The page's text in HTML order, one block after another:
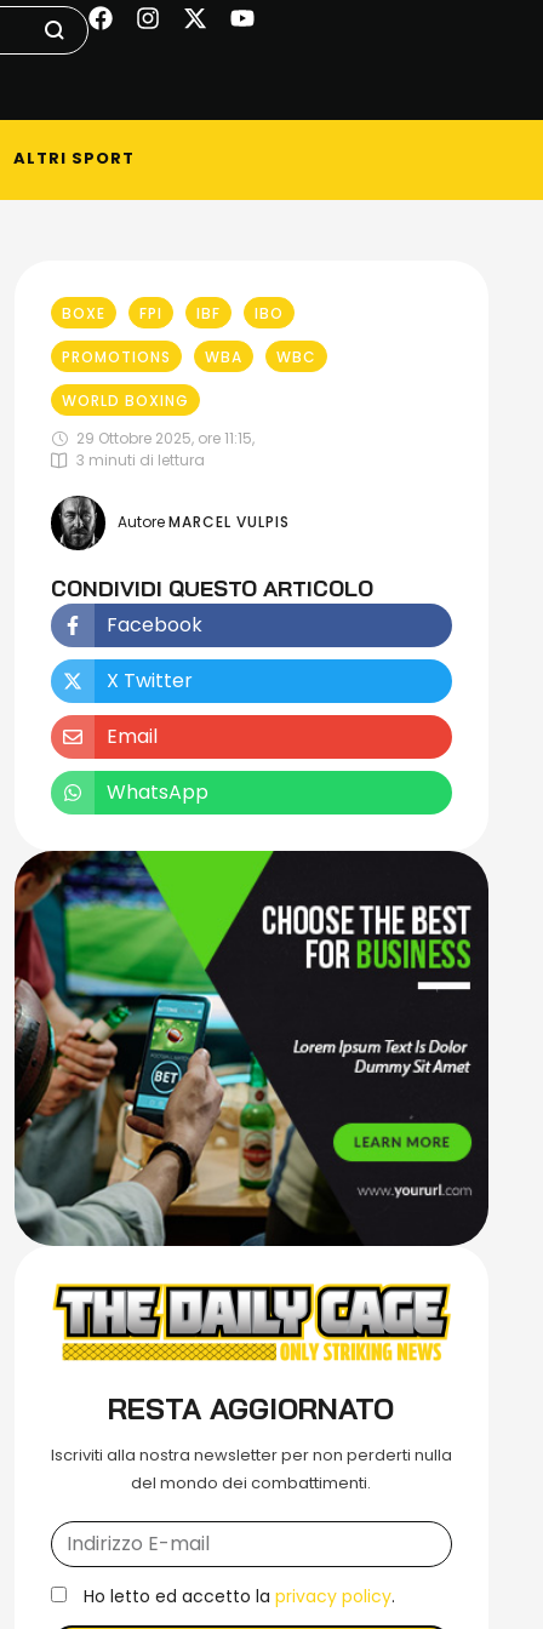
ALTRI SPORT
BOXE FPI IBF IBO
PROMOTIONS WBA WBC
WORLD BOXING
29 Ottobre 2025, ore 11:15,
3 minuti di lettura
Autore MARCEL VULPIS
CONDIVIDI QUESTO ARTICOLO
Facebook
X Twitter
Email
WhatsApp
RESTA AGGIORNATO
Iscriviti alla nostra newsletter per non perderti nulla
del mondo dei combattimenti.
Ho letto ed accetto la privacy policy.